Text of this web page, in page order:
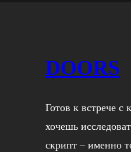
DOORS
Готов к встрече
хочешь
скрипт – именно